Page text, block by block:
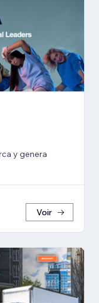
y genera
Voir